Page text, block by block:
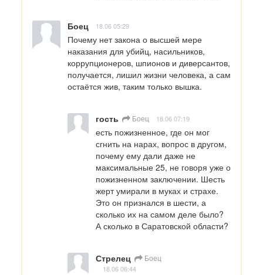
Боец 18.06 05:29
Почему нет закона о высшей мере
наказания для убийц, насильников,
коррупционеров, шпионов и диверсантов,
получается, лишил жизни человека, а сам
остаётся жив, таким только вышка.
гость Боец 18.06 07:19
есть пожизненное, где он мог
сгнить на нарах, вопрос в другом,
почему ему дали даже не
максимальные 25, не говоря уже о
пожизненном заключении. Шесть
жерт умирали в муках и страхе.
Это он признался в шести, а
сколько их на самом деле было?
А сколько в Саратовской области?
Стрелец Боец
18.06 06:44